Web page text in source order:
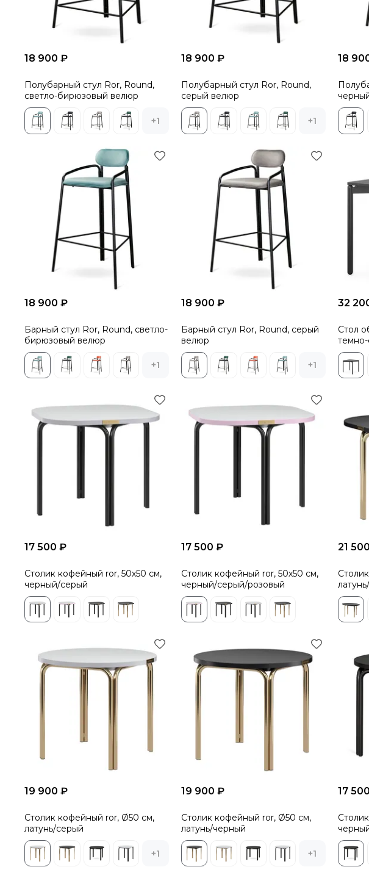
18 900 ₽
Полубарный стул Ror, Round,
светло-бирюзовый велюр
+1
18 900 ₽
Полубарный стул Ror, Round,
серый велюр
+1
18
18 900 ₽
Барный стул Ror, Round, светло-
бирюзовый велюр
+1
18 900 ₽
Барный стул Ror, Round, серый
велюр
+1
32
Стол
17 500 ₽
Столик кофейный ror, 50х50 см,
черный/серый
17 500 ₽
Столик кофейный ror, 50х50 см,
черный/серый/розовый
21
19 900 ₽
Столик кофейный ror, Ø50 см,
латунь/серый
+1
19 900 ₽
Столик кофейный ror, Ø50 см,
латунь/черный
+1
17